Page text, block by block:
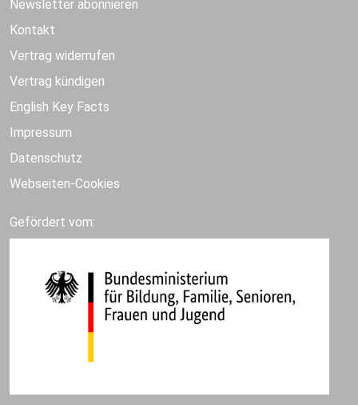
Newsletter abonnieren
Kontakt
Vertrag widerrufen
Vertrag kündigen
English Key Facts
Impressum
Datenschutz
Webseiten-Cookies
Gefördert vom: